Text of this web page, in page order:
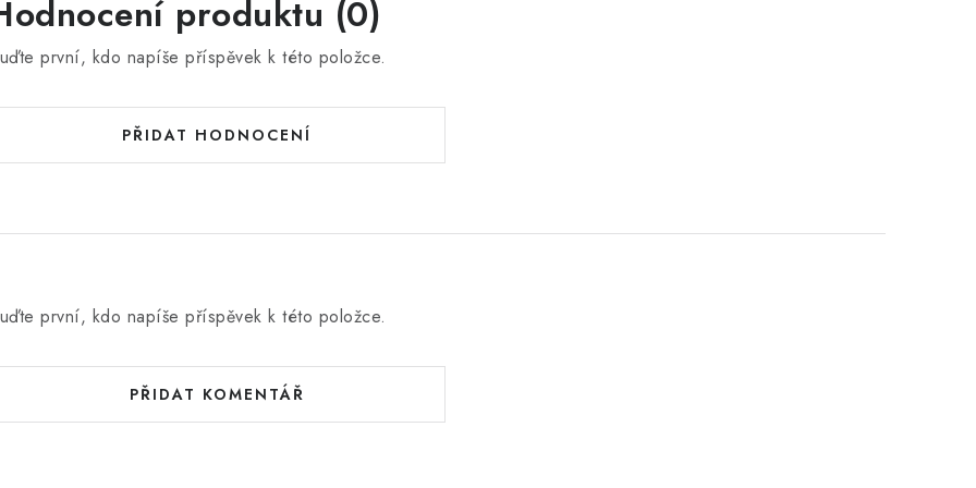
produktu (0)
první, kdo napíše příspěvek k této položce.
PŘIDAT HODNOCENÍ
první, kdo napíše příspěvek k této položce.
PŘIDAT KOMENTÁŘ